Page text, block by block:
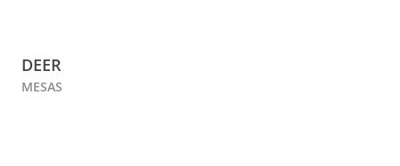
DEER
MESAS